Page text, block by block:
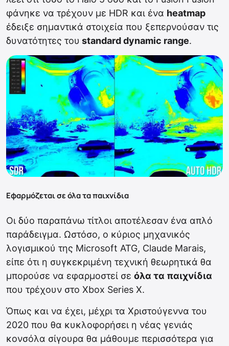
φάνηκε να τρέχουν με HDR και ένα heatmap
έδειξε σημαντικά στοιχεία που ξεπερνούσαν τις
δυνατότητες του standard dynamic range.
Εφαρμόζεται σε όλα τα παιχνίδια
Οι δύο παραπάνω τίτλοι αποτέλεσαν ένα απλό
παράδειγμα. Ωστόσο, ο κύριος μηχανικός
λογισμικού της Microsoft ATG, Claude Marais,
είπε ότι η συγκεκριμένη τεχνική θεωρητικά θα
μπορούσε να εφαρμοστεί σε όλα τα παιχνίδια
που τρέχουν στο Xbox Series X.
Όπως και να έχει, μέχρι τα Χριστούγεννα του
2020 που θα κυκλοφορήσει η νέας γενιάς
κονσόλα σίγουρα θα μάθουμε περισσότερα για